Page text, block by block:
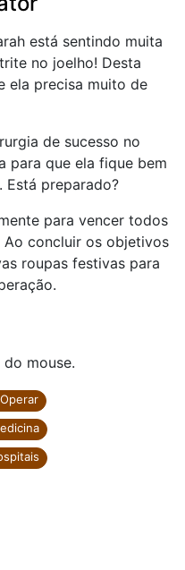
está sentindo muita
no joelho! Desta
ela precisa muito de
de sucesso no
para que ela fique bem
Está preparado?
para vencer todos
concluir os objetivos
roupas festivas para
mouse.